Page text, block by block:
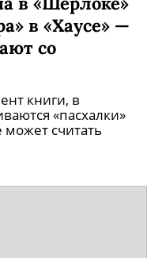
в «Хаусе» —
со
книги, в
«пасхалки»
считать